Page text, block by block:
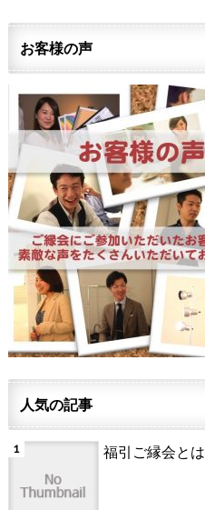
お客様の声
人気の記事
福引ご縁会とは